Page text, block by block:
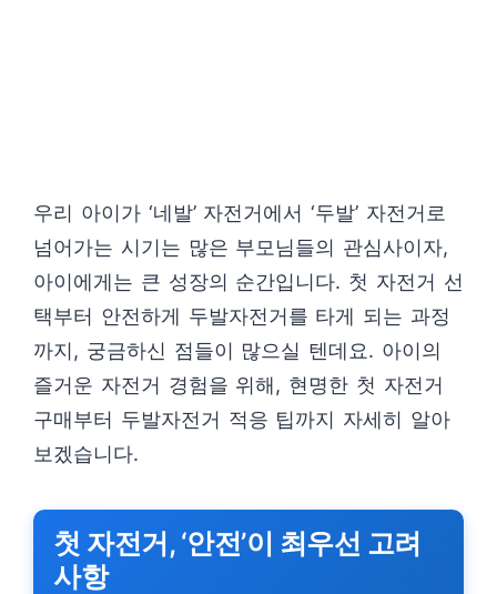
우리 아이가 ‘네발’ 자전거에서 ‘두발’ 자전거로
넘어가는 시기는 많은 부모님들의 관심사이자,
아이에게는 큰 성장의 순간입니다. 첫 자전거 선
택부터 안전하게 두발자전거를 타게 되는 과정
까지, 궁금하신 점들이 많으실 텐데요. 아이의
즐거운 자전거 경험을 위해, 현명한 첫 자전거
구매부터 두발자전거 적응 팁까지 자세히 알아
보겠습니다.
첫 자전거, ‘안전’이 최우선 고려
사항